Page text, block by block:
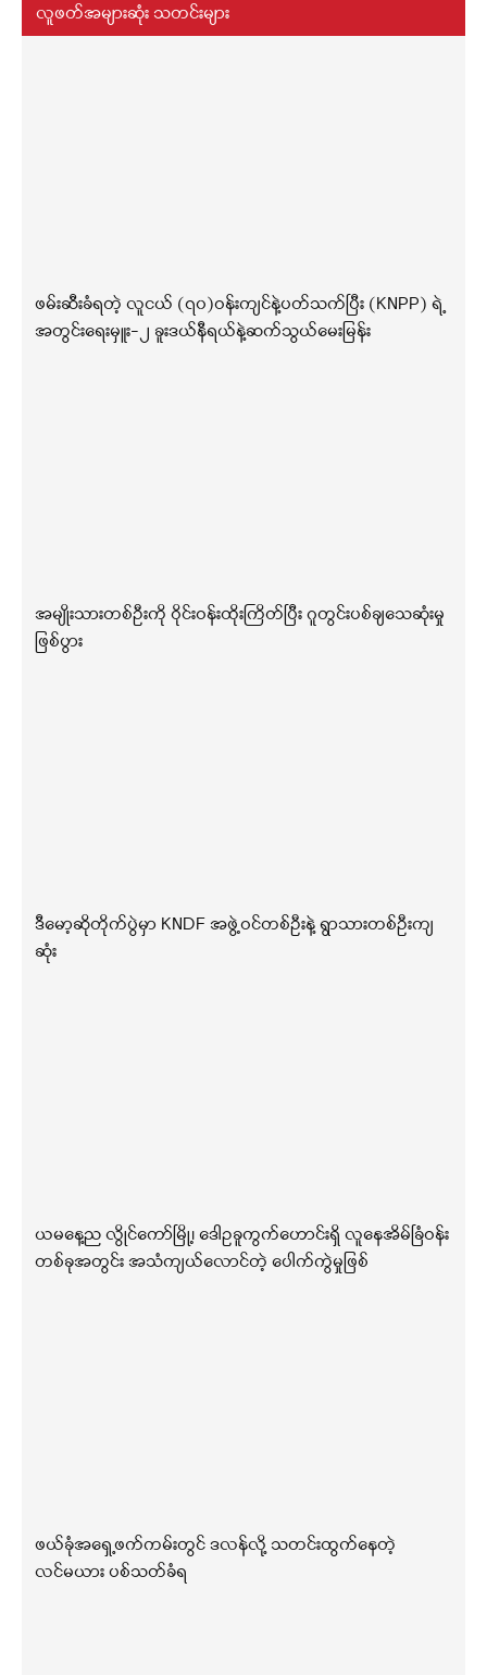
လူဖတ်အများဆုံး သတင်းများ
ဖမ်းဆီးခံရတဲ့ လူငယ် (၇၀)ဝန်းကျင်နဲ့ပတ်သက်ပြီး (KNPP) ရဲ့
အတွင်းရေးမှူး-၂ ခူးဒယ်နီရယ်နဲ့ဆက်သွယ်မေးမြန်း
အမျိုးသားတစ်ဦးကို ဝိုင်းဝန်းထိုးကြိတ်ပြီး ဂူတွင်းပစ်ချသေဆုံးမှု
ဖြစ်ပွား
ဒီမော့ဆိုတိုက်ပွဲမှာ KNDF အဖွဲ့ဝင်တစ်ဦးနဲ့ ရွာသားတစ်ဦးကျ
ဆုံး
ယမနေ့ည လွိုင်ကော်မြို့၊ ဒေါဥခူကွက်ဟောင်းရှိ လူနေအိမ်ခြံဝန်း
တစ်ခုအတွင်း အသံကျယ်လောင်တဲ့ ပေါက်ကွဲမှုဖြစ်
ဖယ်ခုံအရှေ့ဖက်ကမ်းတွင် ဒလန်လို့ သတင်းထွက်နေတဲ့
လင်မယား ပစ်သတ်ခံရ